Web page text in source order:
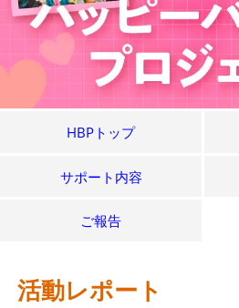
HBPトップ
サポート内容
ご報告
活動レポート